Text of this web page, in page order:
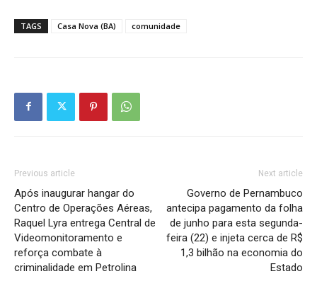
TAGS Casa Nova (BA) comunidade
Previous article
Após inaugurar hangar do
Centro de Operações Aéreas,
Raquel Lyra entrega Central de
Videomonitoramento e
reforça combate à
criminalidade em Petrolina
Next article
Governo de Pernambuco
antecipa pagamento da folha
de junho para esta segunda-
feira (22) e injeta cerca de R$
1,3 bilhão na economia do
Estado